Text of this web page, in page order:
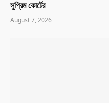
সুপ্রিম কোর্টের
August 7, 2026